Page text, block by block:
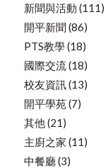
新聞與活動 (111)
開平新聞(86)
PTS教學(18)
國際交流 (18)
校友資訊 (13)
開平學苑(7)
其他 (21)
主廚之家 (11)
中餐廳(3)